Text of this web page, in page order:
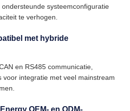
systeemconfiguratie
te verhogen.
met hybride
en RS485 communicatie,
voor integratie met veel mainstream
OEM- en ODM-